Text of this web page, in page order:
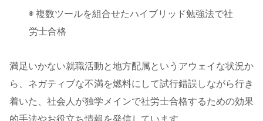
◉ 複数ツールを組合せたハイブリッド勉強法で社
労士合格
満足いかない就職活動と地方配属というアウェイな状況か
ら、ネガティブな不満を燃料にして試行錯誤しながら行き
着いた、社会人が独学メインで社労士合格するための効果
的手法やお役立ち情報を発信しています。